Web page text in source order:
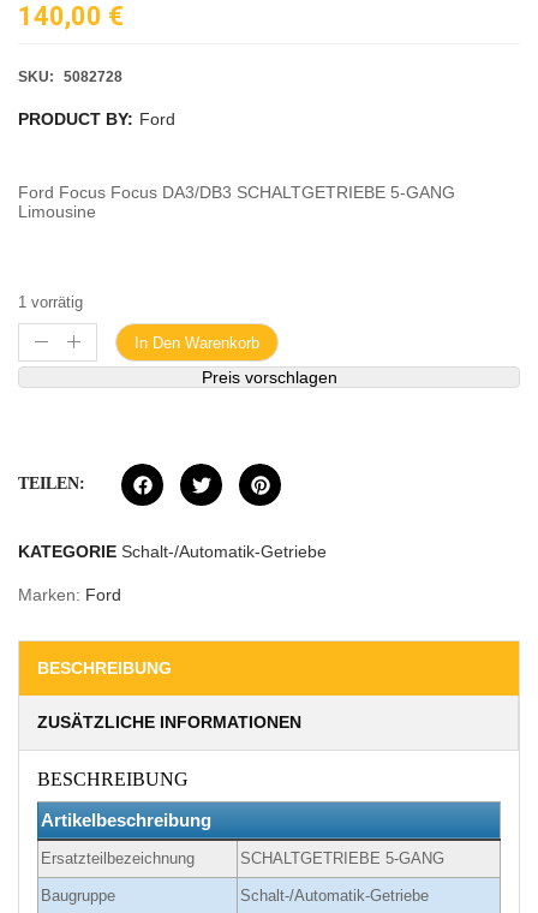
140,00 €
SKU: 5082728
PRODUCT BY: Ford
Ford Focus Focus DA3/DB3 SCHALTGETRIEBE 5-GANG
Limousine
1 vorrätig
In Den Warenkorb
Preis vorschlagen
TEILEN:
KATEGORIE Schalt-/Automatik-Getriebe
Marken: Ford
BESCHREIBUNG
ZUSÄTZLICHE INFORMATIONEN
BESCHREIBUNG
Artikelbeschreibung
Ersatzteilbezeichnung SCHALTGETRIEBE 5-GANG
Baugruppe Schalt-/Automatik-Getriebe